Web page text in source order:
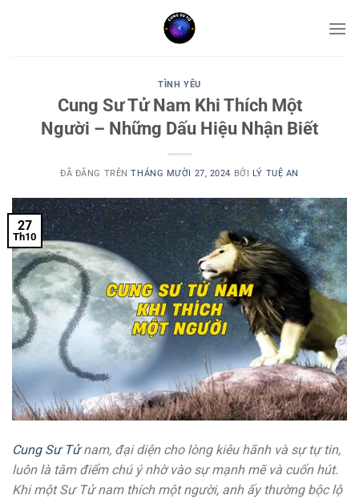
TÌNH YÊU
Cung Sư Tử Nam Khi Thích Một
Người – Những Dấu Hiệu Nhận Biết
ĐÃ ĐĂNG TRÊNTHÁNG MƯỜI 27, 2024 BỞI LÝ TUỆ AN
27
Th10
Cung Sư Tửnam, đại diện cho lòng kiêu hãnh và sự tự tin,
luôn là tâm điểm chú ý nhờ vào sự mạnh mẽ và cuốn hút.
Khi một Sư Tử nam thích một người, anh ấy thường bộc lộ